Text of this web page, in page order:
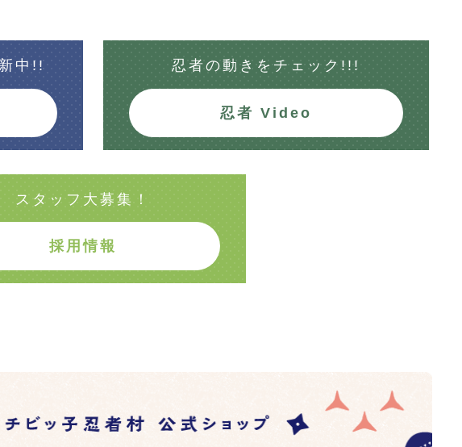
中!! 忍者の動きを チェック!!!
忍者 Video
スタッフ大募集！
採用情報